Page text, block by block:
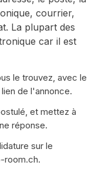
courrier,
La plupart des
car il est
le trouvez, avec le
de l'annonce.
et mettez à
réponse.
sur le
room.ch.